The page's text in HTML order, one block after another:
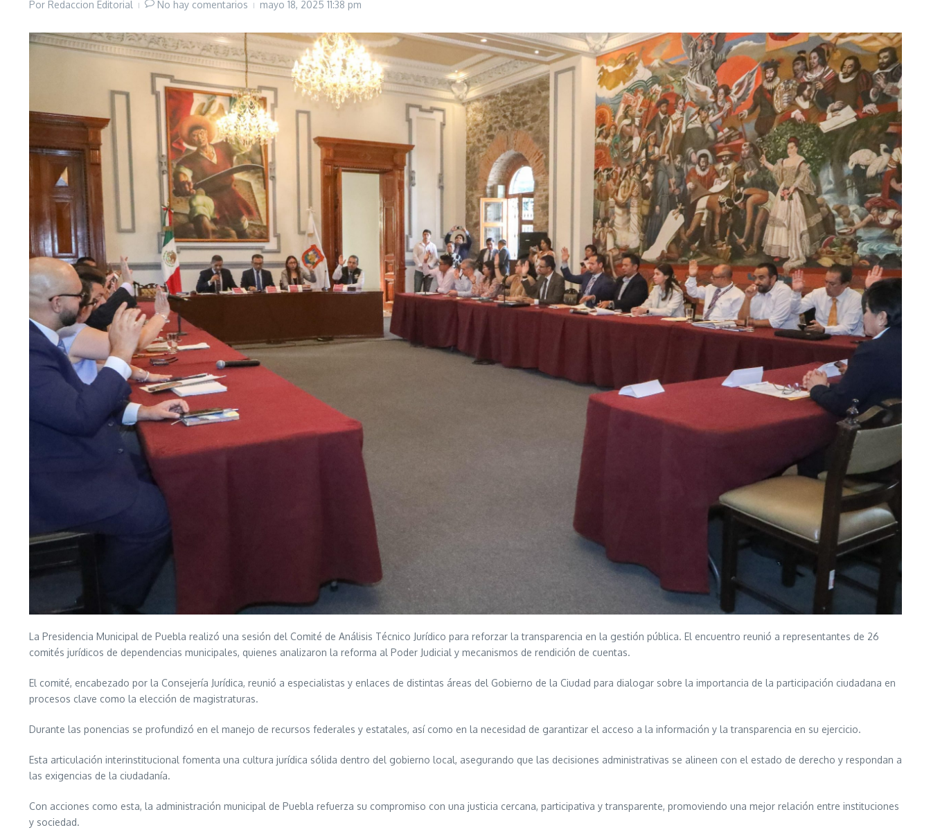
Por Redaccion Editorial No hay comentarios mayo 18, 2025 11:38 pm
La Presidencia Municipal de Puebla realizó una sesión del Comité de Análisis Técnico Jurídico para reforzar la transparencia en la gestión pública. El encuentro reunió a representantes de 26
comités jurídicos de dependencias municipales, quienes analizaron la reforma al Poder Judicial y mecanismos de rendición de cuentas.
El comité, encabezado por la Consejería Jurídica, reunió a especialistas y enlaces de distintas áreas del Gobierno de la Ciudad para dialogar sobre la importancia de la participación ciudadana en
procesos clave como la elección de magistraturas.
Durante las ponencias se profundizó en el manejo de recursos federales y estatales, así como en la necesidad de garantizar el acceso a la información y la transparencia en su ejercicio.
Esta articulación interinstitucional fomenta una cultura jurídica sólida dentro del gobierno local, asegurando que las decisiones administrativas se alineen con el estado de derecho y respondan a
las exigencias de la ciudadanía.
Con acciones como esta, la administración municipal de Puebla refuerza su compromiso con una justicia cercana, participativa y transparente, promoviendo una mejor relación entre instituciones
y sociedad.